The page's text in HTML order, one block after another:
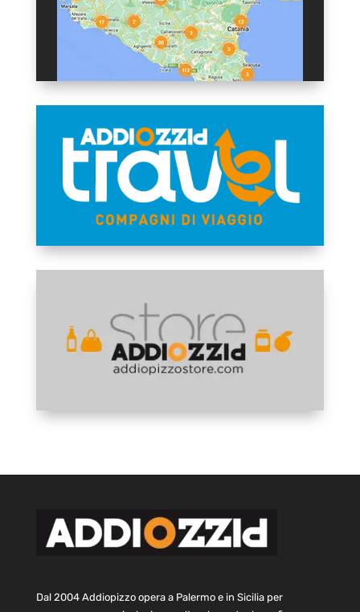
Dal 2004 Addiopizzo opera a Palermo e in Sicilia per